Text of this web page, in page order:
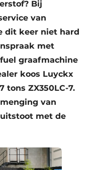
Bij
van
dit keer niet hard
met
fuel graafmachine
koos Luyckx
tons ZX350LC-7.
van
met de